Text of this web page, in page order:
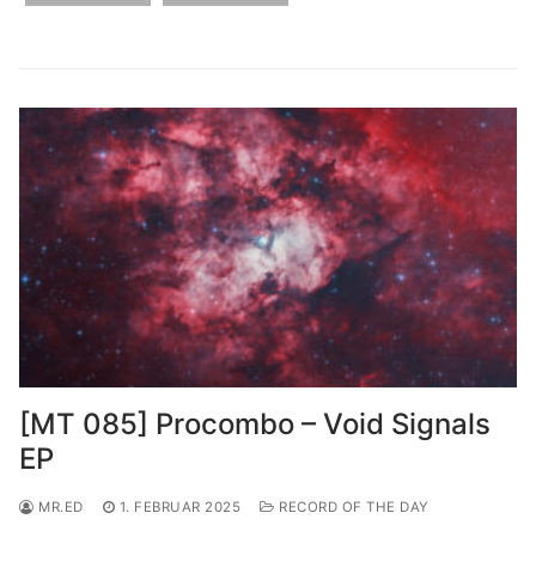
[MT 085] Procombo – Void Signals
EP
MR.ED 1. FEBRUAR 2025 RECORD OF THE DAY